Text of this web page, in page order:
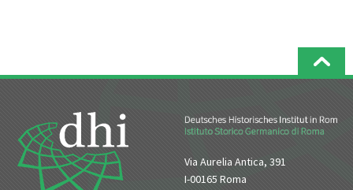
Via Aurelia Antica, 391
I-00165 Roma